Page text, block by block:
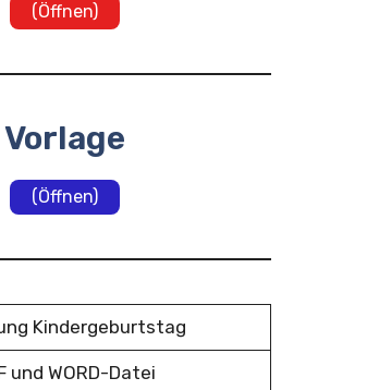
(Öffnen)
Vorlage
(Öffnen)
Kindergeburtstag
und WORD-Datei